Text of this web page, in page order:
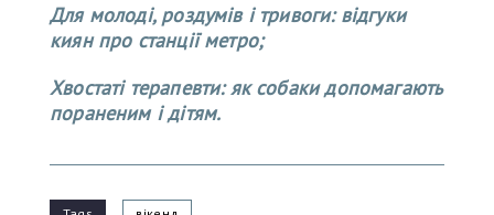
Для молоді, роздумів і тривоги: відгуки
киян про станції метро;
Хвостаті терапевти: як собаки допомагають
пораненим і дітям.